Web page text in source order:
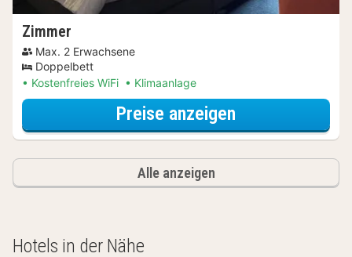
Zimmer
Max. 2 Erwachsene
Doppelbett
Kostenfreies WiFi
Klimaanlage
Preise anzeigen
Alle anzeigen
Hotels in der Nähe